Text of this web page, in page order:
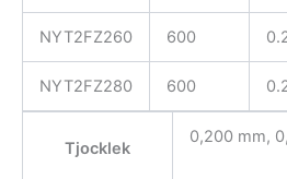
NYT2FZ260 600
NYT2FZ280 600
Tjocklek
0,200 mm,